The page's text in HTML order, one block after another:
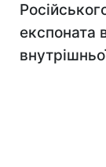
експоната